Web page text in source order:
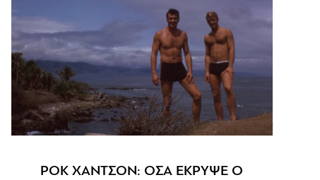
ΡΟΚ ΧΑΝΤΣΟΝ: ΟΣΑ ΕΚΡΥΨΕ Ο